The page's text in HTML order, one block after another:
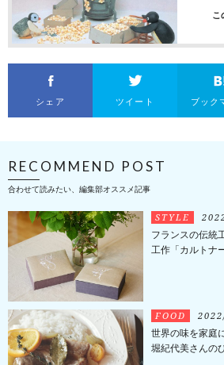
こ
シェア ツイート ブック
RECOMMEND POST
合わせて読みたい、編集部オススメ記事
STYLE
フランスの伝統
工作「カルトナ
FOOD
世界の味を家庭
堀紀代美さんの